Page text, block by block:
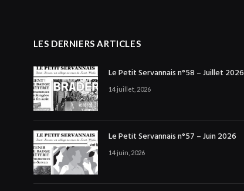
LES DERNIERS ARTICLES
Le Petit Servannais n°58 – Juillet 2026
14 juillet, 2026
Le Petit Servannais n°57 – Juin 2026
14 juin, 2026